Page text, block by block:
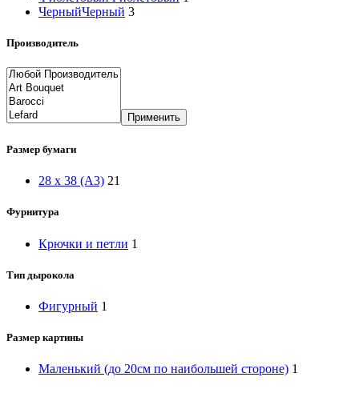
ЧерныйЧерный 3
Производитель
Применить
Размер бумаги
28 x 38 (A3) 21
Фурнитура
Крючки и петли 1
Тип дырокола
Фигурный 1
Размер картины
Маленький (до 20см по наибольшей стороне) 1